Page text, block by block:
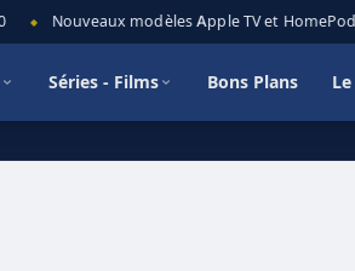
◆ Nouveaux modèles Apple TV et HomePod
Séries - Films Bons Plans